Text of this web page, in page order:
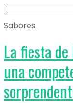
Search
for:
Sabores
La fiesta
una